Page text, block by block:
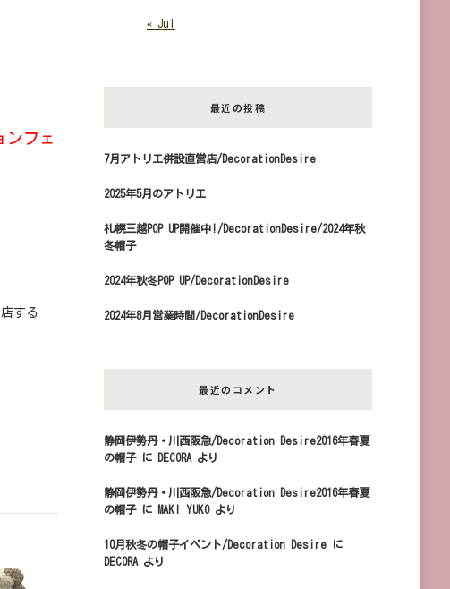
ンフェ
する
« Jul
最近の投稿
7月アトリエ併設直営店/DecorationDesire
2025年5月のアトリエ
札幌三越POP UP開催中!/DecorationDesire/2024年秋
冬帽子
2024年秋冬POP UP/DecorationDesire
2024年8月営業時間/DecorationDesire
最近のコメント
静岡伊勢丹・川西阪急/Decoration Desire2016年春夏
の帽子に DECORAより
静岡伊勢丹・川西阪急/Decoration Desire2016年春夏
の帽子に MAKI YUKOより
10月秋冬の帽子イベント/Decoration Desireに
DECORAより